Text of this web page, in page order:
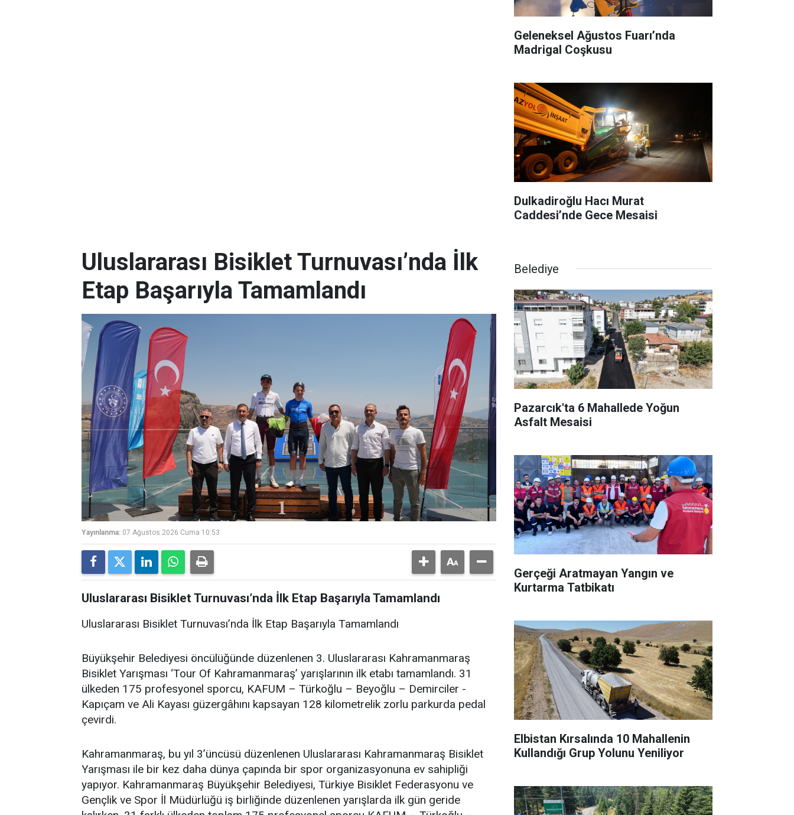
Geleneksel Ağustos Fuarı’nda
Madrigal Coşkusu
Dulkadiroğlu Hacı Murat
Caddesi’nde Gece Mesaisi
Uluslararası Bisiklet Turnuvası’nda İlk
Etap Başarıyla Tamamlandı
Yayınlanma: 07 Ağustos 2026 Cuma 10:53
Uluslararası Bisiklet Turnuvası’nda İlk Etap Başarıyla Tamamlandı
Uluslararası Bisiklet Turnuvası’nda İlk Etap Başarıyla Tamamlandı
Büyükşehir Belediyesi öncülüğünde düzenlenen 3. Uluslararası Kahramanmaraş
Bisiklet Yarışması ‘Tour Of Kahramanmaraş’ yarışlarının ilk etabı tamamlandı. 31
ülkeden 175 profesyonel sporcu, KAFUM – Türkoğlu – Beyoğlu – Demirciler -
Kapıçam ve Ali Kayası güzergâhını kapsayan 128 kilometrelik zorlu parkurda pedal
çevirdi.
Kahramanmaraş, bu yıl 3’üncüsü düzenlenen Uluslararası Kahramanmaraş Bisiklet
Yarışması ile bir kez daha dünya çapında bir spor organizasyonuna ev sahipliği
yapıyor. Kahramanmaraş Büyükşehir Belediyesi, Türkiye Bisiklet Federasyonu ve
Gençlik ve Spor İl Müdürlüğü iş birliğinde düzenlenen yarışlarda ilk gün geride
Belediye
Pazarcık'ta 6 Mahallede Yoğun
Asfalt Mesaisi
Gerçeği Aratmayan Yangın ve
Kurtarma Tatbikatı
Elbistan Kırsalında 10 Mahallenin
Kullandığı Grup Yolunu Yeniliyor